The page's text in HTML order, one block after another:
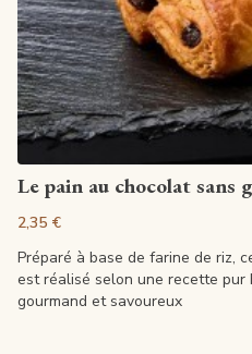
Ajouter
Le pain au chocolat sans
2,35 €
Préparé à base de farine de riz,
est réalisé selon une recette
gourmand et savoureux